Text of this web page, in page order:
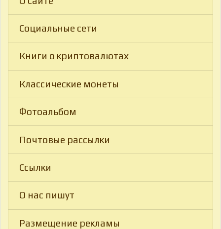
Социальные сети
Книги о криптовалютах
Классические монеты
Фотоальбом
Почтовые рассылки
Ссылки
О нас пишут
Размещение рекламы